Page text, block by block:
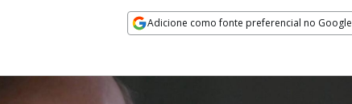
Adicione como fonte preferencial no Google